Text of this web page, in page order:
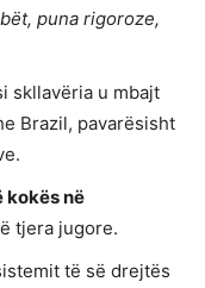
puna rigoroze,
skllavëria u mbajt
Brazil, pavarësisht
kokës në
tjera jugore.
të së drejtës